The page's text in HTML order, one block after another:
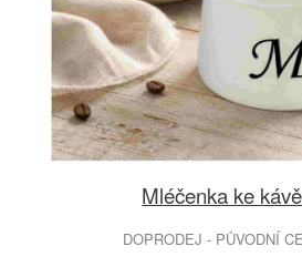
Mléčenka ke
DOPRODEJ - PŮVODNÍ